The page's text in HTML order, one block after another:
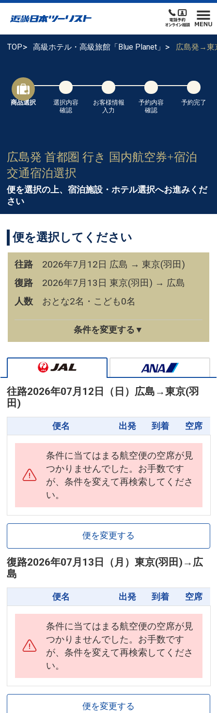
TOP 高級ホテル・高級旅館「Blue Planet」 広島発→東
商品選択
選択内容
確認
お客様情報
入力
予約内容
確認
予約完了
広島発 首都圏 行き 国内航空券+宿泊
交通宿泊選択
便を選択の上、宿泊施設・ホテル選択へお進みくだ
さい
便を選択してください
往路
2026年7月12日 広島 → 東京(羽田)
復路
2026年7月13日 東京(羽田) → 広島
人数
おとな2名・こども0名
条件を変更する▼
往路2026年07月12日（日） 広島 →東京(羽
田)
便名 出発 到着 空席
条件に当てはまる航空便の空席が見
つかりませんでした。お手数です
が、条件を変えて再検索してくださ
い。
便を変更する
復路2026年07月13日（月） 東京(羽田) → 広
島
便名 出発 到着 空席
条件に当てはまる航空便の空席が見
つかりませんでした。お手数です
が、条件を変えて再検索してくださ
い。
便を変更する